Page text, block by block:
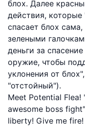
блох. Далее
действия,
спасает блох
зелеными
деньги за
оружие, чтобы
уклонения от
"отстойный").
Meet Potential Flea!
awesome boss
liberty! Give me